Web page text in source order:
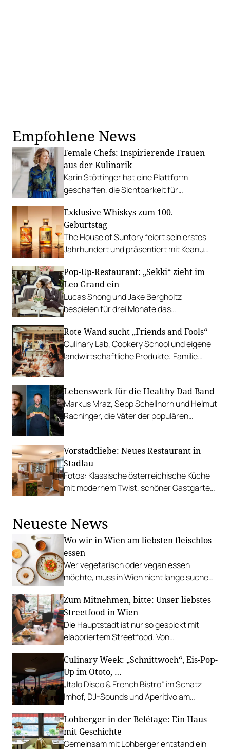
Empfohlene News
Female Chefs: Inspirierende Frauen
aus der Kulinarik
Karin Stöttinger hat eine Plattform
geschaffen, die Sichtbarkeit für
Produzentinnen und Hotelières schafft.
Exklusive Whiskys zum 100.
Geburtstag
The House of Suntory feiert sein erstes
Jahrhundert und präsentiert mit Keanu
Pop-Up-Restaurant: „Sekki“ zieht im
Leo Grand ein
Lucas Shong und Jake Bergholtz
bespielen für drei Monate das
Butter in Entenform, Hühnerleber-Crème
brûlée und Oma Mimis Marillenknödel.
Rote Wand sucht „Friends and Fools“
Culinary Lab, Cookery School und eigene
landwirtschaftliche Produkte: Familie
möchte.
Lebenswerk für die Healthy Dad Band
Markus Mraz, Sepp Schellhorn und Helmut
Rachinger, die Väter der populären
Vorstadtliebe: Neues Restaurant in
Stadlau
Fotos: Klassische österreichische Küche
mit modernem Twist, schöner Gastgarten
Neueste News
Wo wir in Wien am liebsten fleischlos
essen
Wer vegetarisch oder vegan essen
möchte, muss in Wien nicht lange suchen.
besonders.
Zum Mitnehmen, bitte: Unser liebstes
Streetfood in Wien
Die Hauptstadt ist nur so gespickt mit
elaboriertem Streetfood. Von
Tacos bis hin zu syrischer Marktküche.
Culinary Week: „Schnittwoch“, Eis-Pop-
Up im Ototo, …
„Italo Disco & French Bistro“ im Schatz
Imhof, DJ-Sounds und Aperitivo am
Palme, „Fridays for Furmint“ u. v. m.
Lohberger in der Belétage: Ein Haus
mit Geschichte
Gemeinsam mit Lohberger entstand ein